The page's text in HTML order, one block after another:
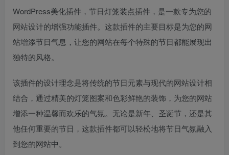
WordPress美化插件，节日灯笼装点插件，是一款专为您的
网站设计的增强功能插件。这款插件的主要目标是为您的网
站增添节日气息，让您的网站在每个特殊的节日都能展现出
独特的风格。
该插件的设计理念是将传统的节日元素与现代的网站设计相
结合，通过精美的灯笼图案和色彩鲜艳的装饰，为您的网站
增添一种温馨而欢乐的气氛。无论是新年、圣诞节，还是其
他任何重要的节日，这款插件都可以轻松地将节日气氛融入
到您的网站中。